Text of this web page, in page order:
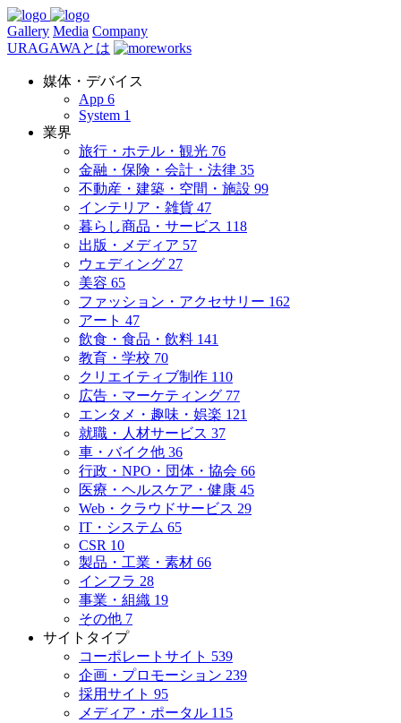
Gallery Media Company
URAGAWAとは
媒体・デバイス
App 6
System 1
業界
旅行・ホテル・観光 76
金融・保険・会計・法律 35
不動産・建築・空間・施設 99
インテリア・雑貨 47
暮らし商品・サービス 118
出版・メディア 57
ウェディング 27
美容 65
ファッション・アクセサリー 162
アート 47
飲食・食品・飲料 141
教育・学校 70
クリエイティブ制作 110
広告・マーケティング 77
エンタメ・趣味・娯楽 121
就職・人材サービス 37
車・バイク他 36
行政・NPO・団体・協会 66
医療・ヘルスケア・健康 45
Web・クラウドサービス 29
IT・システム 65
CSR 10
製品・工業・素材 66
インフラ 28
事業・組織 19
その他 7
サイトタイプ
コーポレートサイト 539
企画・プロモーション 239
採用サイト 95
メディア・ポータル 115